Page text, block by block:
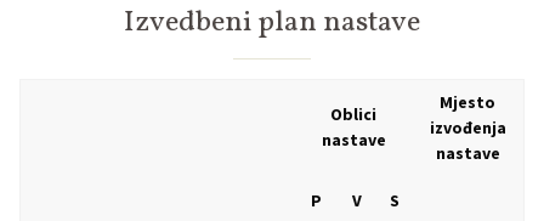
Izvedbeni plan nastave
Oblici
nastave
Mjesto
izvođenja
nastave
P V S